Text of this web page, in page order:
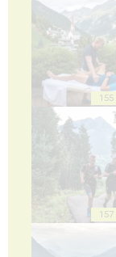
155
157